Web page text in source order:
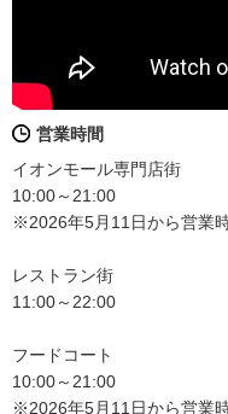
営業時間
イオンモール専門店街
10:00～21:00
※2026年5月11日から営業
レストラン街
11:00～22:00
フードコート
10:00～21:00
※2026年5月11日から営業